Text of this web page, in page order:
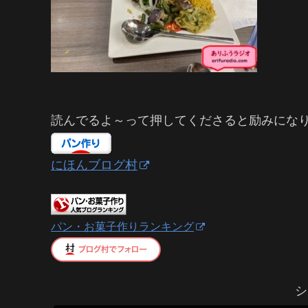
読んでるよ～って押してくださると励みにな
にほんブログ村
パン・お菓子作りランキング